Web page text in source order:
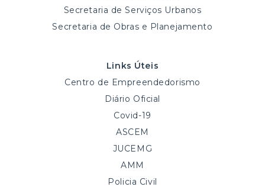
Secretaria de Serviços Urbanos
Secretaria de Obras e Planejamento
Links Úteis
Centro de Empreendedorismo
Diário Oficial
Covid-19
ASCEM
JUCEMG
AMM
Policia Civil